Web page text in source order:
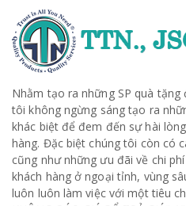
Nhằm tạo ra những SP quà
tôi không ngừng sáng tạo ra
khác biệt để đem đến sự hài
hàng. Đặc biệt chúng tôi còn có
cũng như những ưu đãi về chi
khách hàng ở ngoại tỉnh, vùng
luôn luôn làm việc với một tiêu